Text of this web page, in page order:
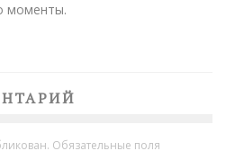
моменты.
Обязательные поля